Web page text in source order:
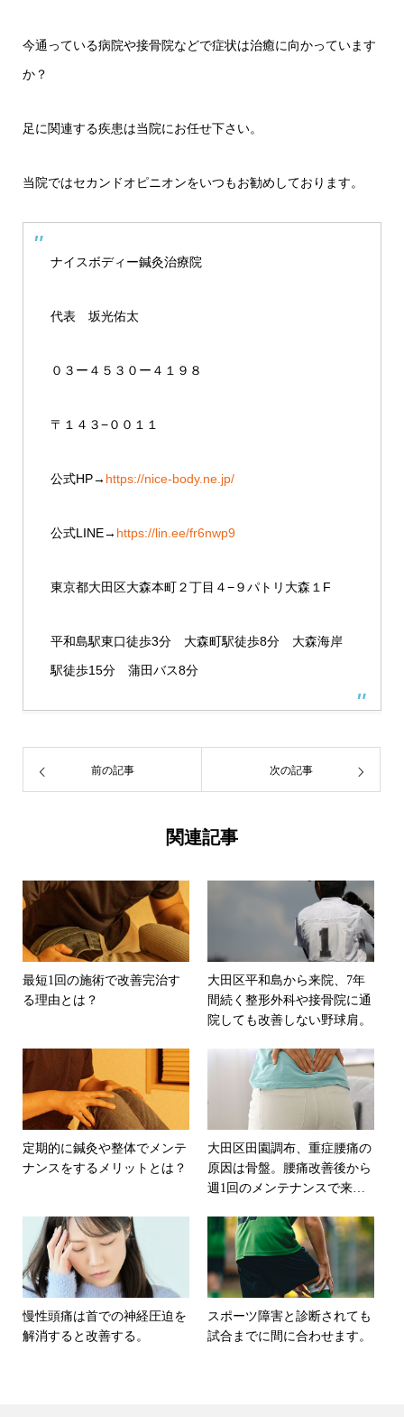
今通っている病院や接骨院などで症状は治癒に向かっています
か？
足に関連する疾患は当院にお任せ下さい。
当院ではセカンドオピニオンをいつもお勧めしております。
ナイスボディー鍼灸治療院
代表 坂光佑太
０３ー４５３０ー４１９８
〒１４３−００１１
公式HP→ https://nice-body.ne.jp/
公式LINE→ https://lin.ee/fr6nwp9
東京都大田区大森本町２丁目４−９パトリ大森１F
平和島駅東口徒歩3分 大森町駅徒歩8分 大森海岸
駅徒歩15分 蒲田バス8分
前の記事 次の記事
関連記事
最短1回の施術で改善完治す
る理由とは？
大田区平和島から来院、7年
間続く整形外科や接骨院に通
院しても改善しない野球肩。
定期的に鍼灸や整体でメンテ
ナンスをするメリットとは？
大田区田園調布、重症腰痛の
原因は骨盤。腰痛改善後から
週1回のメンテナンスで来院
慢性頭痛は首での神経圧迫を
解消すると改善する。
スポーツ障害と診断されても
試合までに間に合わせます。